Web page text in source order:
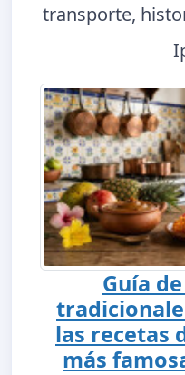
transporte,
Guía
las recetas
más